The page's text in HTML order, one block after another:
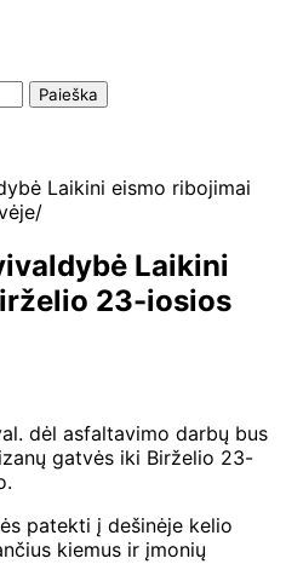
Laikini eismo ribojimai
Laikini
23-iosios
dėl asfaltavimo darbų bus
gatvės iki Birželio 23-
patekti į dešinėje kelio
kiemus ir įmonių